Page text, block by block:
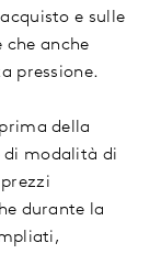
e sulle
che anche
pressione.
della
di modalità di
durante la